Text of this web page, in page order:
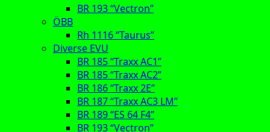
BR 193 “Vectron”
ÖBB
Rh 1116 “Taurus”
Diverse EVU
BR 185 “Traxx AC1”
BR 185 “Traxx AC2”
BR 186 “Traxx 2E”
BR 187 “Traxx AC3 LM”
BR 189 “ES 64 F4”
BR 193 “Vectron”